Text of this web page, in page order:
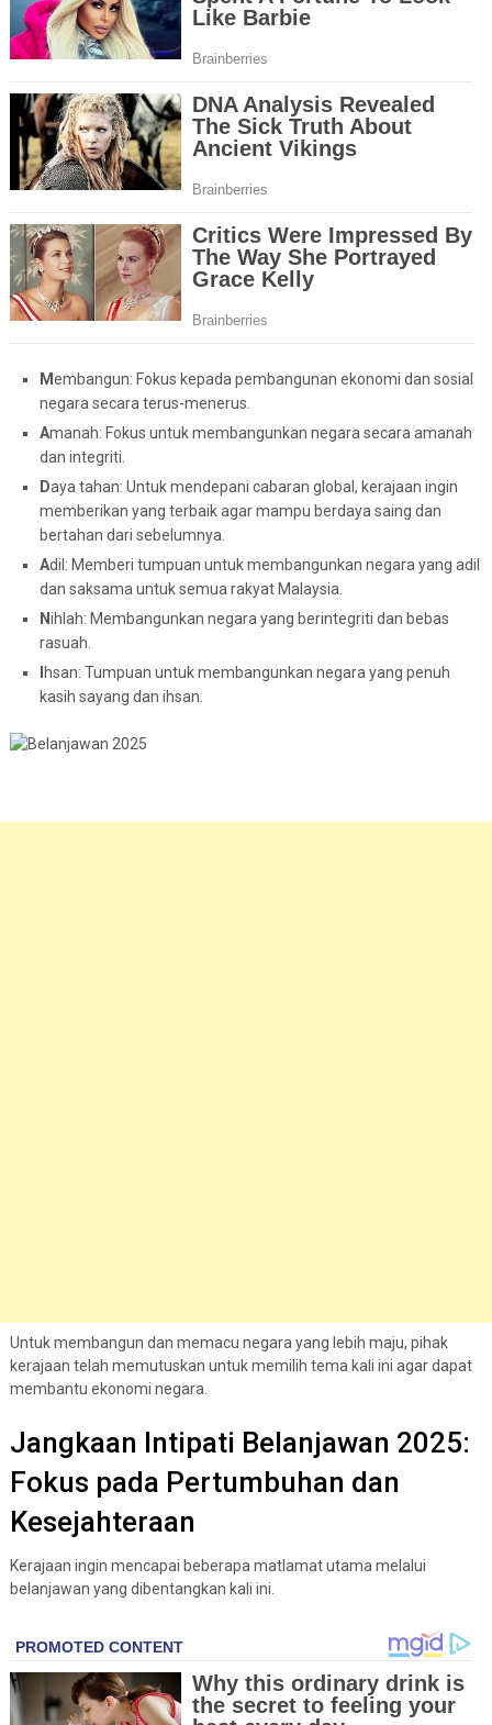
Membangun: Fokus kepada pembangunan ekonomi dan sosial
negara secara terus-menerus.
Amanah: Fokus untuk membangunkan negara secara amanah
dan integriti.
Daya tahan: Untuk mendepani cabaran global, kerajaan ingin
memberikan yang terbaik agar mampu berdaya saing dan
bertahan dari sebelumnya.
Adil: Memberi tumpuan untuk membangunkan negara yang adil
dan saksama untuk semua rakyat Malaysia.
Nihlah: Membangunkan negara yang berintegriti dan bebas
rasuah.
hsan: Tumpuan untuk membangunkan negara yang penuh
kasih sayang dan ihsan.
Untuk membangun dan memacu negara yang lebih maju, pihak
kerajaan telah memutuskan untuk memilih tema kali ini agar dapat
membantu ekonomi negara.
Jangkaan Intipati Belanjawan 2025:
Fokus pada Pertumbuhan dan
Kesejahteraan
Kerajaan ingin mencapai beberapa matlamat utama melalui
belanjawan yang dibentangkan kali ini.